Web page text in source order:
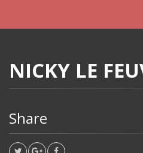
NICKY LE
Share